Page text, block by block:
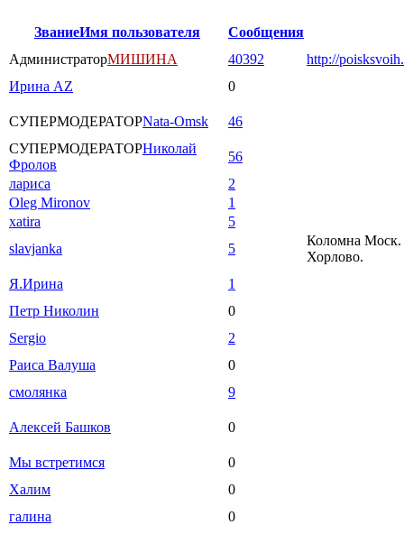
ЗваниеИмя пользователя
Сообщения
АдминистраторМИШИНА 40392
http://
Ирина AZ
0
СУПЕРМОДЕРАТОРNata-Omsk
46
СУПЕРМОДЕРАТОРНиколай
Фролов
56
лариса
2
Oleg Mironov
1
xatira
5
slavjanka
5
Коломна Моск.
Хорлово.
Я.Ирина
1
Петр Николин
0
Sergio
2
Раиса Валуша
0
смолянка
9
Алексей Башков 0
Мы встретимся
0
Халим
0
галина
0